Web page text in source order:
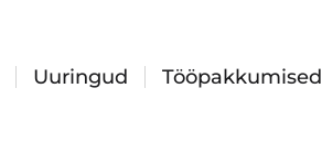
Uuringud Tööpakkumised